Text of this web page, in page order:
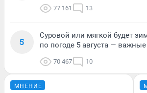
77 161 13
5
Суровой или мягкой будет
по погоде 5 августа —
70 467 10
МНЕНИЕ